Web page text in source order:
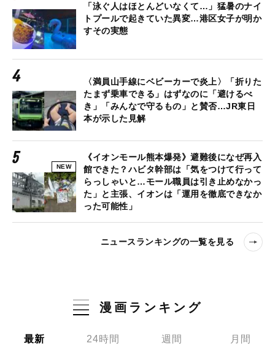
「泳ぐ人はほとんどいなくて…」猛暑のナイ
トプールで起きていた異変…港区女子が明か
すその実態
〈満員山手線にベビーカーで炎上〉「折りた
たまず乗車できる」はずなのに「避けるべ
き」「みんなで守るもの」と賛否…JR東日
本が示した見解
NEW
《イオンモール熊本爆発》避難後になぜ再入
館できた？ハビタ幹部は「気をつけて行って
らっしゃいと…モール職員は引き止めなかっ
た」と主張、イオンは「運用を徹底できなか
った可能性」
ニュースランキングの一覧を見る
漫画ランキング
最新 24時間 週間 月間